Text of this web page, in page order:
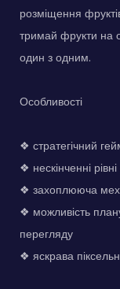
розміщення
тримай фрукти на
один з одним.
Особливості
❖ стратегічний
❖ нескінченні
❖ захоплююча
❖ можливість
перегляду
❖ яскрава